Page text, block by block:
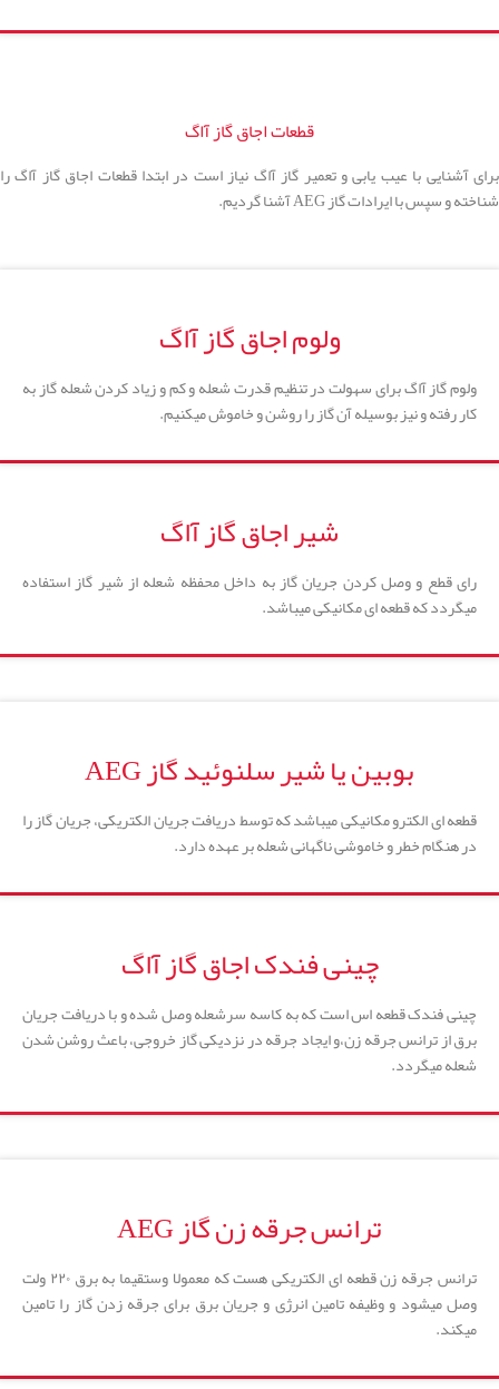
قطعات اجاق گاز آاگ
برای آشنایی با عیب یابی و تعمیر گاز آاگ نیاز است در ابتدا قطعات اجاق گاز آاگ را
شناخته و سپس با ایرادات گاز AEG آشنا گردیم.
ولوم اجاق گاز آاگ
ولوم گاز آاگ برای سهولت در تنظیم قدرت شعله و کم و زیاد کردن شعله گاز به
کار رفته و نیز بوسیله آن گاز را روشن و خاموش میکنیم.
شیر اجاق گاز آاگ
رای قطع و وصل کردن جریان گاز به داخل محفظه شعله از شیر گاز استفاده
میگردد که قطعه ای مکانیکی میباشد.
بوبین یا شیر سلنوئید گاز AEG
قطعه ای الکترو مکانیکی میباشد که توسط دریافت جریان الکتریکی، جریان گاز را
در هنگام خطر و خاموشی ناگهانی شعله بر عهده دارد.
چینی فندک اجاق گاز آاگ
چینی فندک قطعه اس است که به کاسه سرشعله وصل شده و با دریافت جریان
برق از ترانس جرقه زن،و ایجاد جرقه در نزدیکی گاز خروجی، باعث روشن شدن
شعله میگردد.
ترانس جرقه زن گاز AEG
ترانس جرقه زن قطعه ای الکتریکی هست که معمولا وستقیما به برق ۲۲۰ ولت
وصل میشود و وظیفه تامین انرژی و جریان برق برای جرقه زدن گاز را تامین
میکند.